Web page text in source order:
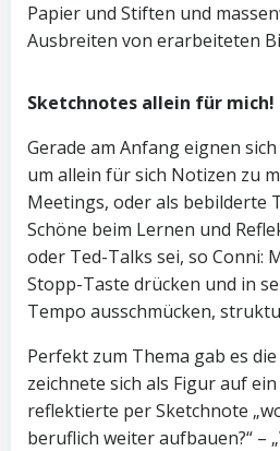
Papier und Stiften und
Ausbreiten von erarbeiteten
Sketchnotes allein für mich!
Gerade am Anfang eignen
um allein für sich Notizen zu
Meetings, oder als bebilderte
Schöne beim Lernen und
oder Ted-Talks sei, so Conni:
Stopp-Taste drücken und in
Tempo ausschmücken,
Perfekt zum Thema gab es
zeichnete sich als Figur auf
reflektierte per Sketchnote
beruflich weiter aufbauen?“ –